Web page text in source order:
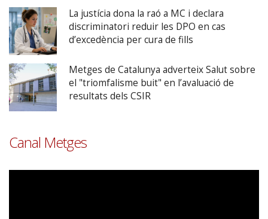
La justícia dona la raó a MC i declara
discriminatori reduir les DPO en cas
d’excedència per cura de fills
Metges de Catalunya adverteix Salut sobre
el "triomfalisme buit" en l’avaluació de
resultats dels CSIR
Canal Metges